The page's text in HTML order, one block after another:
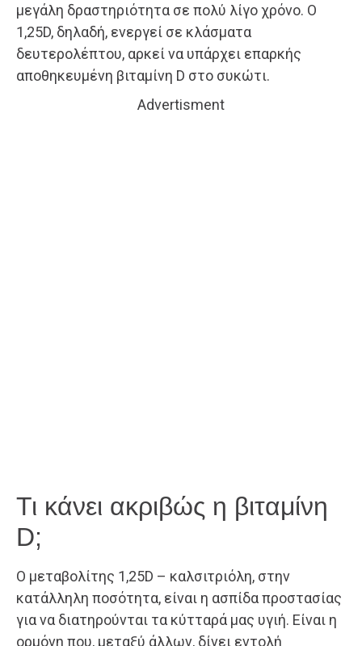
μεγάλη δραστηριότητα σε πολύ λίγο χρόνο. Ο
1,25D, δηλαδή, ενεργεί σε κλάσματα
δευτερολέπτου, αρκεί να υπάρχει επαρκής
αποθηκευμένη βιταμίνη D στο συκώτι.
Advertisment
Τι κάνει ακριβώς η βιταμίνη
D;
Ο μεταβολίτης 1,25D – καλσιτριόλη, στην
κατάλληλη ποσότητα, είναι η ασπίδα προστασίας
για να διατηρούνται τα κύτταρά μας υγιή. Είναι η
ορμόνη που, μεταξύ άλλων, δίνει εντολή